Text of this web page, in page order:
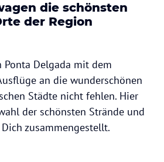
die schönsten
der Region
Delgada mit dem
an die wunderschönen
Städte nicht fehlen. Hier
der schönsten Strände und
zusammengestellt.